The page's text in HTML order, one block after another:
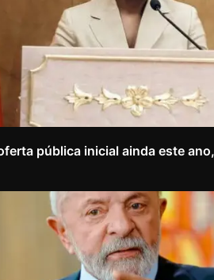
pública inicial ainda este